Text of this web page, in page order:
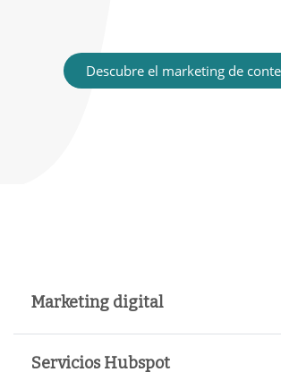
Descubre el marketing de
Marketing digital
Servicios Hubspot